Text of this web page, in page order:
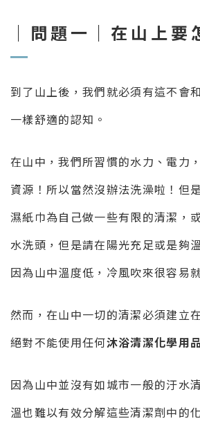
｜問題一｜在山上要
到了山上後，我們就必須有這不會
一樣舒適的認知。
在山中，我們所習慣的水力、電力
資源！所以當然沒辦法洗澡啦！但
濕紙巾為自己做一些有限的清潔，
水洗頭，但是請在陽光充足或是夠
因為山中溫度低，冷風吹來很容易
然而，在山中一切的清潔必須建
絕對不能使用任何沐浴清潔化學用品
因為山中並沒有如城市一般的汙水
溫也難以有效分解這些清潔劑中的